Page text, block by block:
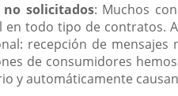
solicitados: Muchos
todo tipo de contratos.
recepción de
de consumidores
y automáticamente